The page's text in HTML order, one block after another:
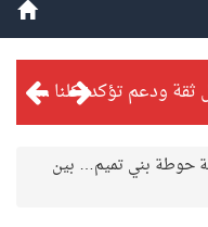
من المعذر إلى المونديال.. رسائل ثقة ودعم تؤكد: كلنا مع الأخضر
حوطة بني تميم… بين